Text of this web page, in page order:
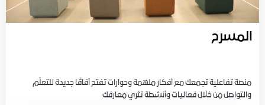
المسرح
منصة تفاعلية تجمعك مع أفكار ملهمة وحوارات تفتح آفاقًا جديدة للتعلّم
والتواصل من خلال فعاليات وأنشطة تثري معارفك